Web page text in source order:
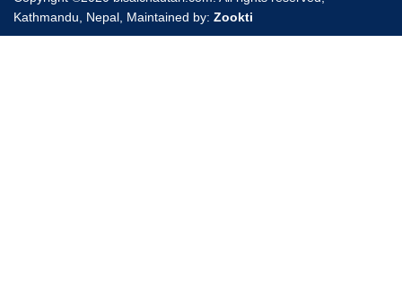
Kathmandu, Nepal, Maintained by: Zookti